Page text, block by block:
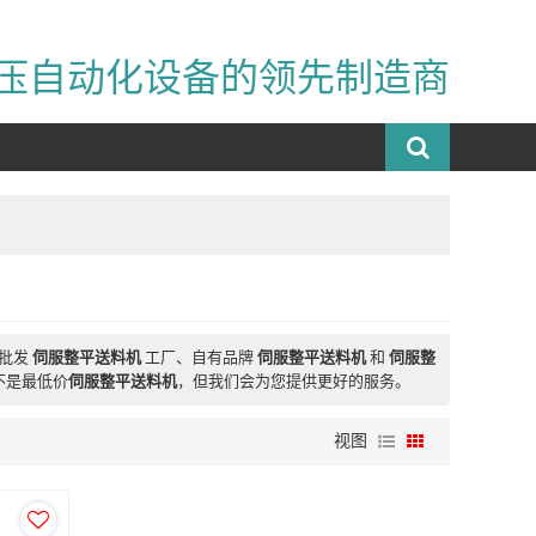
自动化设备的领先制造商
发 伺服整平送料机工厂、自有品牌 伺服整平送料机和 伺服整
是最低价伺服整平送料机，但我们会为您提供更好的服务。
视图